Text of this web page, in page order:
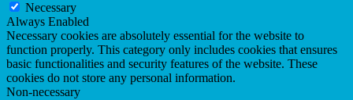
Necessary
Always Enabled
Necessary cookies are absolutely essential for the website to
function properly. This category only includes cookies that ensures
basic functionalities and security features of the website. These
cookies do not store any personal information.
Non-necessary